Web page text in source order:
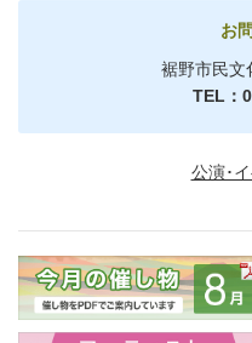
お
裾野市民文
TEL：
公演･